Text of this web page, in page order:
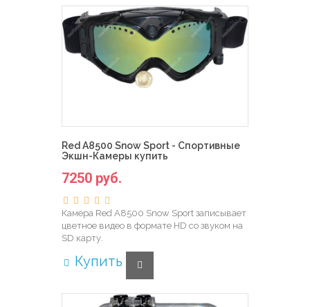
Red A8500 Snow Sport - Спортивные
Экшн-Камеры купить
7250 руб.
Камера Red A8500 Snow Sport записывает
цветное видео в формате HD со звуком на
SD карту.
Купить